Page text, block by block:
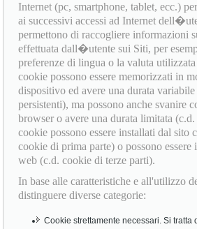
Internet (pc, smartphone, tablet, ecc.)
ai successivi accessi ad Internet
permettono di raccogliere informazioni
effettuata dall�utente sui Siti, per
preferenze di lingua o la valuta
cookie possono essere memorizzati in
dispositivo ed avere una durata
persistenti), ma possono anche svanire
browser o avere una durata limitata
cookie possono essere installati dal sito
cookie di prima parte) o possono essere
web (c.d. cookie di terze parti).
In base alle caratteristiche e all'utilizzo
distinguere diverse categorie:
Cookie strettamente necessari. Si tratta